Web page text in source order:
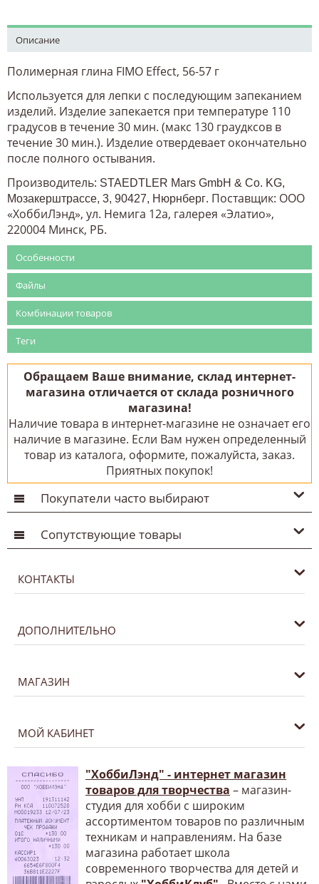
Описание
Полимерная глина FIMO Effect, 56-57 г
Используется для лепки с последующим запеканием
изделий. Изделие запекается при температуре 110
градусов в течение 30 мин. (макс 130 граудксов в
течение 30 мин.). Изделие отвердевает окончательно
после полного остывания.
Производитель: STAEDTLER Mars GmbH & Co. KG,
Мозакерштрассе, 3, 90427, Нюрнберг. Поставщик: ООО
«ХоббиЛэнд», ул. Немига 12а, галерея «Элатио»,
220004 Минск, РБ.
Особенности
Файлы
Комбинации товаров
Теги
Обращаем Ваше внимание, склад интернет-
магазина отличается от склада розничного
магазина!
Наличие товара в интернет-магазине не означает его
наличие в магазине. Если Вам нужен определенный
товар из каталога, оформите, пожалуйста, заказ.
Приятных покупок!
Покупатели часто выбирают
Сопутствующие товары
КОНТАКТЫ
ДОПОЛНИТЕЛЬНО
МАГАЗИН
МОЙ КАБИНЕТ
"ХоббиЛэнд" - интернет магазин
товаров для творчества – магазин-
студия для хобби с широким
ассортиментом товаров по различным
техникам и направлениям. На базе
магазина работает школа
современного творчества для детей и